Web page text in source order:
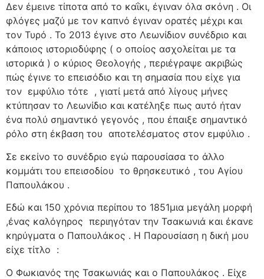
Δεν έμεινε τίποτα από το καΐκι, έγιναν όλα σκόνη . Οι
φλόγες μαζύ με τον καπνό έγιναν ορατές μέχρι και
τον Τυρό . Το 2013 έγινε στο Λεωνίδιον συνέδριο και
κάποιος ιστοριοδύφης ( ο οποίος ασχολείται με τα
ιστορικά ) ο κύριος Θεολογής , περιέγραψε ακριβώς
πώς έγινε το επεισόδιο και τη σημασία που είχε για
τον εμφύλιο τότε , γιατί μετά από λίγους μήνες
κτύπησαν το Λεωνίδιο και κατέληξε πως αυτό ήταν
ένα πολύ σημαντικό γεγονός , που έπαιξε σημαντικό
ρόλο στη έκβαση του αποτελέσματος στον εμφύλιο .
Σε εκείνο το συνέδριο εγώ παρουσίασα το άλλο
κομμάτι του επεισοδίου το θρησκευτικό , του Αγίου
Παπουλάκου .
Εδώ και 150 χρόνια περίπου το 1851μια μεγάλη μορφή
,ένας καλόγηρος περιηγόταν την Τσακωνιά και έκανε
κηρύγματα ο Παπουλάκος . Η Παρουσίαση η δική μου
είχε τίτλο :
Ο Φωκιανός της Τσακωνιάς και ο Παπουλάκος . Είχε